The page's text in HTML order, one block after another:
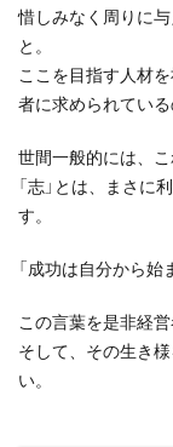
惜しみなく周りに
と。
ここを目指す人材
者に求められている
世間一般的には、
「志」とは、まさ
す。
「成功は自分から
この言葉を是非経
そして、その生き
い。